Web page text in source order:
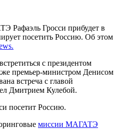
Рафаэль Гросси прибудет в
посетить Россию. Об этом
с президентом
премьер-министром Денисом
встреча с главой
Дмитрием Кулебой.
посетит Россию.
миссии МАГАТЭ